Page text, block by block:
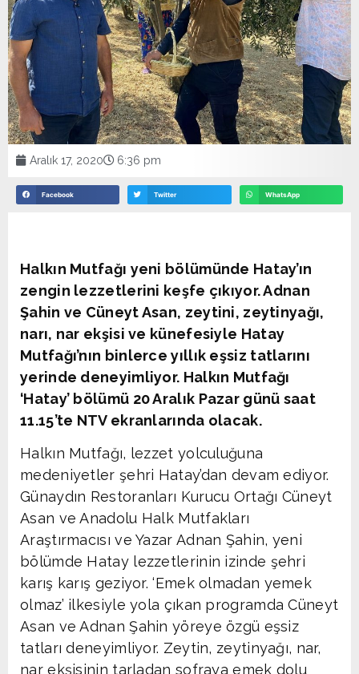
Aralık 17, 2020 6:36 pm
Facebook Twitter WhatsApp
Halkın Mutfağı yeni bölümünde Hatay’ın
zengin lezzetlerini keşfe çıkıyor. Adnan
Şahin ve Cüneyt Asan, zeytini, zeytinyağı,
narı, nar ekşisi ve künefesiyle Hatay
Mutfağı’nın binlerce yıllık eşsiz tatlarını
yerinde deneyimliyor. Halkın Mutfağı
‘Hatay’ bölümü 20 Aralık Pazar günü saat
11.15’te NTV ekranlarında olacak.
Halkın Mutfağı, lezzet yolculuğuna
medeniyetler şehri Hatay’dan devam ediyor.
Günaydın Restoranları Kurucu Ortağı Cüneyt
Asan ve Anadolu Halk Mutfakları
Araştırmacısı ve Yazar Adnan Şahin, yeni
bölümde Hatay lezzetlerinin izinde şehri
karış karış geziyor. ‘Emek olmadan yemek
olmaz’ ilkesiyle yola çıkan programda Cüneyt
Asan ve Adnan Şahin yöreye özgü eşsiz
tatları deneyimliyor. Zeytin, zeytinyağı, nar,
nar ekşisinin tarladan sofraya emek dolu